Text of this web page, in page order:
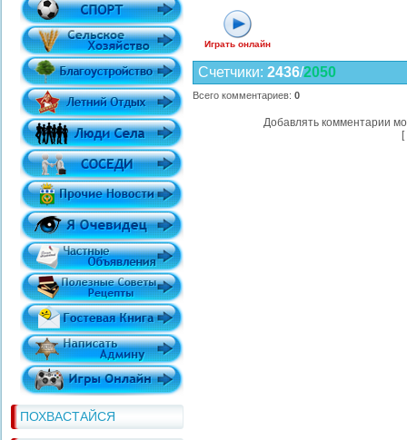
ПОХВАСТАЙСЯ
Играть онлайн
Счетчики: 2436/2050
Всего комментариев: 0
Добавлять комментарии
[